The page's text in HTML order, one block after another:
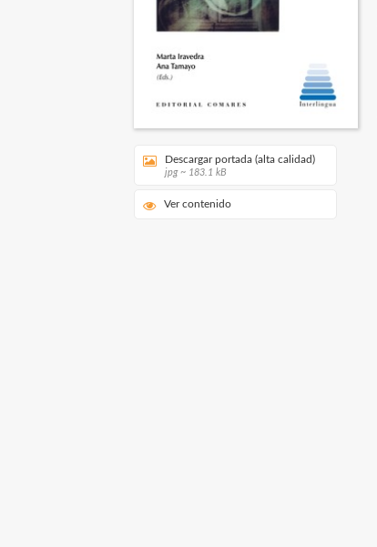
Descargar portada (alta calidad)
jpg ~ 183.1 kB
Ver contenido